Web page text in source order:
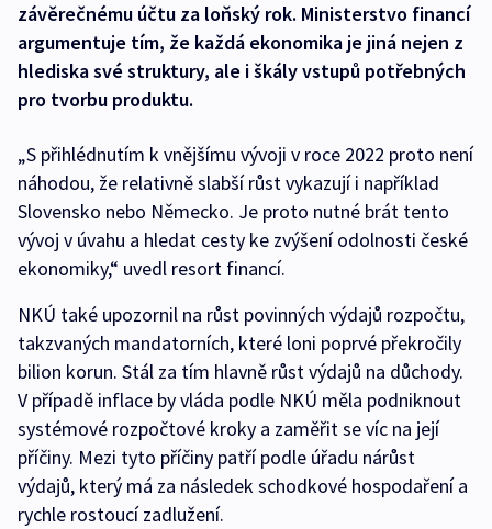
závěrečnému účtu za loňský rok. Ministerstvo financí
argumentuje tím, že každá ekonomika je jiná nejen z
hlediska své struktury, ale i škály vstupů potřebných
pro tvorbu produktu.
„S přihlédnutím k vnějšímu vývoji v roce 2022 proto není
náhodou, že relativně slabší růst vykazují i například
Slovensko nebo Německo. Je proto nutné brát tento
vývoj v úvahu a hledat cesty ke zvýšení odolnosti české
ekonomiky,“ uvedl resort financí.
NKÚ také upozornil na růst povinných výdajů rozpočtu,
takzvaných mandatorních, které loni poprvé překročily
bilion korun. Stál za tím hlavně růst výdajů na důchody.
V případě inflace by vláda podle NKÚ měla podniknout
systémové rozpočtové kroky a zaměřit se víc na její
příčiny. Mezi tyto příčiny patří podle úřadu nárůst
výdajů, který má za následek schodkové hospodaření a
rychle rostoucí zadlužení.